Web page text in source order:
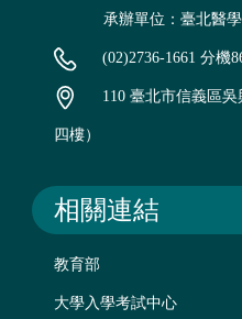
承辦單位：臺北醫
(02)2736-1661 分機
110 臺北市信義區
四樓）
相關連結
教育部
大學入學考試中心